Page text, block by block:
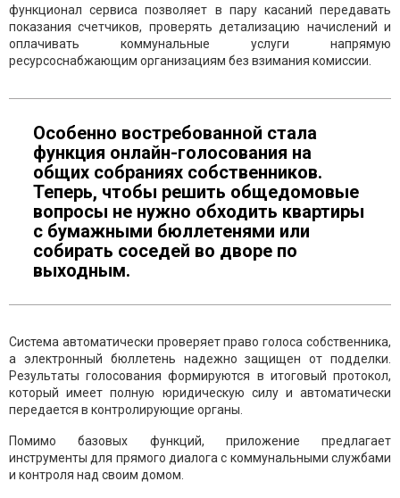
функционал сервиса позволяет в пару касаний передавать
показания счетчиков, проверять детализацию начислений и
оплачивать коммунальные услуги напрямую
ресурсоснабжающим организациям без взимания комиссии.
Особенно востребованной стала
функция онлайн-голосования на
общих собраниях собственников.
Теперь, чтобы решить общедомовые
вопросы не нужно обходить квартиры
с бумажными бюллетенями или
собирать соседей во дворе по
выходным.
Система автоматически проверяет право голоса собственника,
а электронный бюллетень надежно защищен от подделки.
Результаты голосования формируются в итоговый протокол,
который имеет полную юридическую силу и автоматически
передается в контролирующие органы.
Помимо базовых функций, приложение предлагает
инструменты для прямого диалога с коммунальными службами
и контроля над своим домом.